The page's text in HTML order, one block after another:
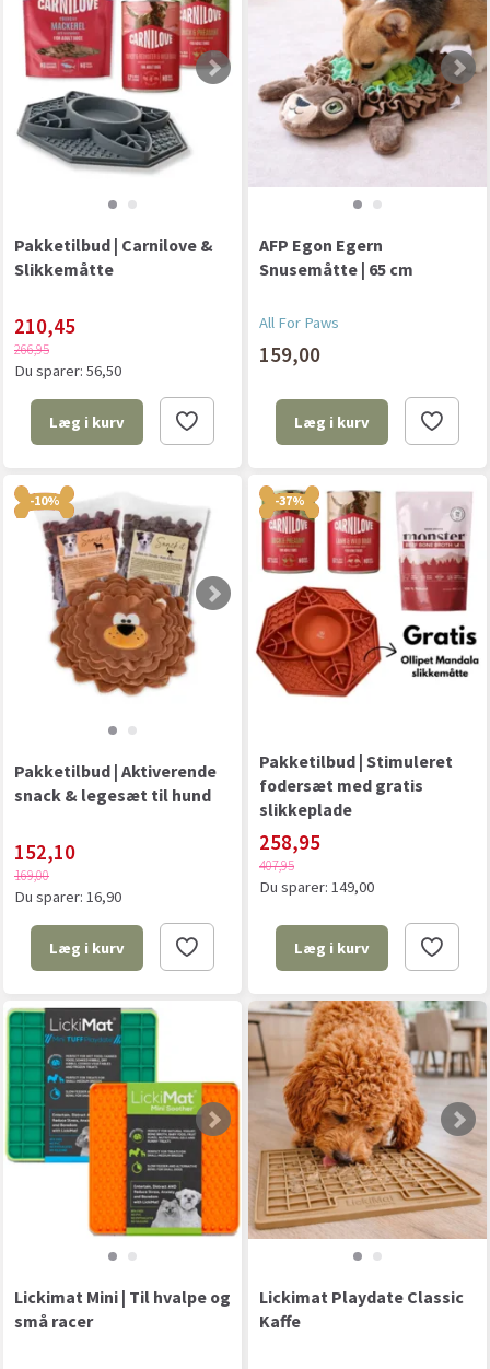
Pakketilbud | Carnilove &
Slikkemåtte
210,45
266,95
Du sparer: 56,50
Læg i kurv
AFP Egon Egern
Snusemåtte | 65 cm
All For Paws
159,00
Læg i kurv
-10%
Pakketilbud | Aktiverende
snack & legesæt til hund
152,10
169,00
Du sparer: 16,90
Læg i kurv
-37%
Pakketilbud | Stimuleret
fodersæt med gratis
slikkeplade
258,95
407,95
Du sparer: 149,00
Læg i kurv
Lickimat Mini | Til hvalpe og
små racer
Lickimat Playdate Classic
Kaffe